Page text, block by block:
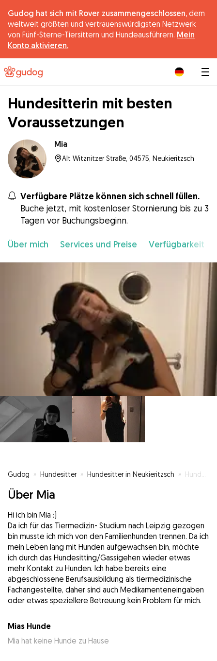
Gudog hat sich mit Rover zusammengeschlossen, dem
weltweit größten und vertrauenswürdigsten Netzwerk
von Fünf-Sterne-Tiersittern und Hundeausführern. Mein
Konto aktivieren.
Hundesitterin mit besten
Voraussetzungen
Mia
Alt Witznitzer Straße, 04575, Neukieritzsch
Verfügbare Plätze können sich schnell füllen.
Buche jetzt, mit kostenloser Stornierung bis zu 3
Tagen vor Buchungsbeginn.
Über mich Services und Preise Verfügbarkeit
Gudog » Hundesitter » Hundesitter in Neukieritzsch » Hundesitterin mit besten Voraussetzungen
Über Mia
Hi ich bin Mia :)
Da ich für das Tiermedizin- Studium nach Leipzig gezogen
bin musste ich mich von den Familienhunden trennen. Da ich
mein Leben lang mit Hunden aufgewachsen bin, möchte
ich durch das Hundesitting/Gassigehen wieder etwas
mehr Kontakt zu Hunden. Ich habe bereits eine
abgeschlossene Berufsausbildung als tiermedizinische
Fachangestellte, daher sind auch Medikamenteneingaben
oder etwas speziellere Betreuung kein Problem für mich.
Mias Hunde
Mia hat keine Hunde zu Hause